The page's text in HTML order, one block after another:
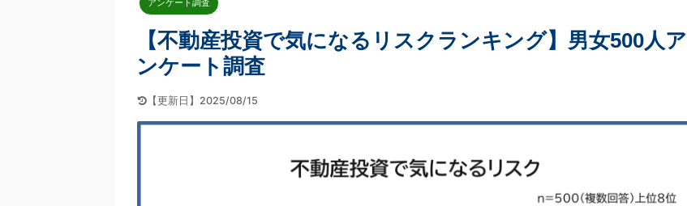
アンケート調査
【不動産投資で気になるリスクランキング】男女500人ア
ンケート調査
【更新日】2025/08/15